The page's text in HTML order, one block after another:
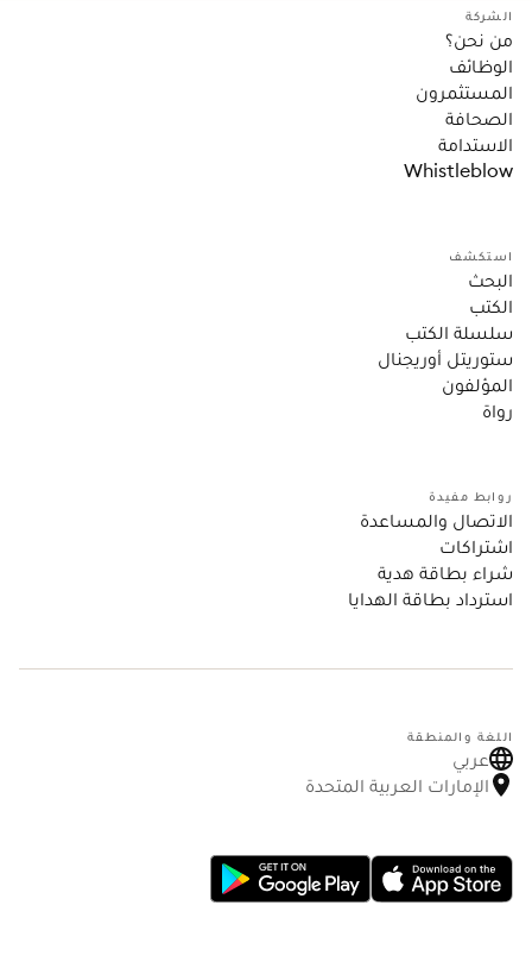
الشركة
من نحن؟
الوظائف
المستثمرون
الصحافة
الاستدامة
Whistleblow
استكشف
البحث
الكتب
سلسلة الكتب
ستوريتل أوريجنال
المؤلفون
رواة
روابط مفيدة
الاتصال والمساعدة
اشتراكات
شراء بطاقة هدية
استرداد بطاقة الهدايا
اللغة والمنطقة
عربي
الإمارات العربية المتحدة